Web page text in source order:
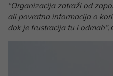
“Organizacija zatraži od
ali povratna informacija o
dok je frustracija tu i odmah”,